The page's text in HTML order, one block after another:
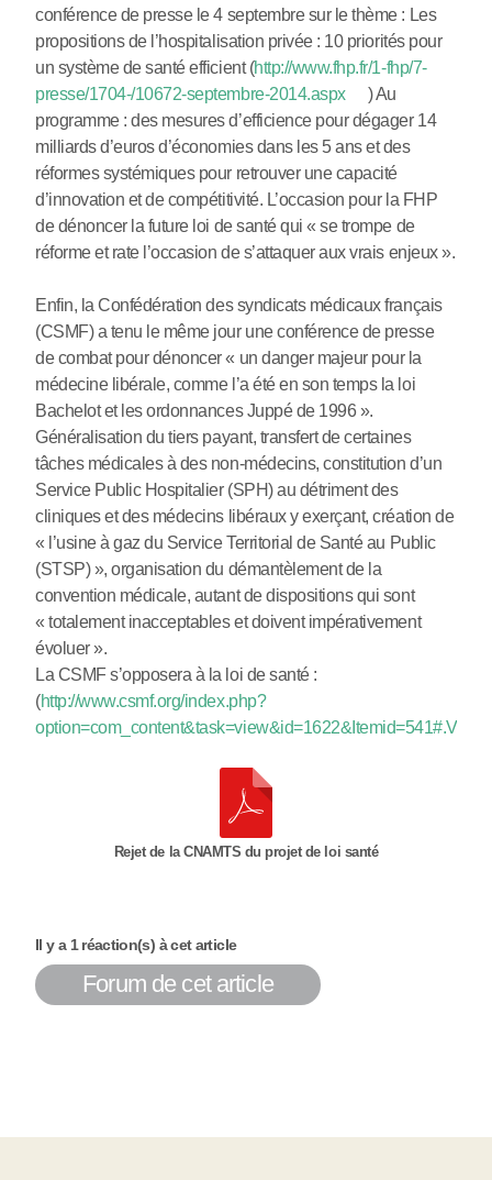
conférence de presse le 4 septembre sur le thème : Les
propositions de l’hospitalisation privée : 10 priorités pour
un système de santé efficient (http://www.fhp.fr/1-fhp/7-
presse/1704-/10672-septembre-2014.aspx
) Au
programme : des mesures d’efficience pour dégager 14
milliards d’euros d’économies dans les 5 ans et des
réformes systémiques pour retrouver une capacité
d’innovation et de compétitivité. L’occasion pour la FHP
de dénoncer la future loi de santé qui « se trompe de
réforme et rate l’occasion de s’attaquer aux vrais enjeux ».
Enfin, la Confédération des syndicats médicaux français
(CSMF) a tenu le même jour une conférence de presse
de combat pour dénoncer « un danger majeur pour la
médecine libérale, comme l’a été en son temps la loi
Bachelot et les ordonnances Juppé de 1996 ».
Généralisation du tiers payant, transfert de certaines
tâches médicales à des non-médecins, constitution d’un
Service Public Hospitalier (SPH) au détriment des
cliniques et des médecins libéraux y exerçant, création de
« l’usine à gaz du Service Territorial de Santé au Public
(STSP) », organisation du démantèlement de la
convention médicale, autant de dispositions qui sont
« totalement inacceptables et doivent impérativement
évoluer ».
La CSMF s’opposera à la loi de santé :
(http://www.csmf.org/index.php?
Rejet de la CNAMTS du projet de loi santé
Il y a 1 réaction(s) à cet article
Forum de cet article